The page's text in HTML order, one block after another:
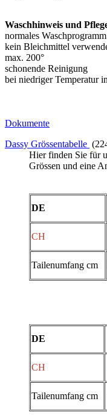
Waschhinweis und
normales
kein Bleichmittel
max. 200°
schonende Reinigung
bei niedriger Temperatur
Dokumente
Dassy Grössentabelle
Hier finden Sie für
Grössen und eine
DE
CH
Tailenumfang cm
DE
CH
Tailenumfang cm